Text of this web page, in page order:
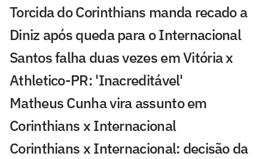
Torcida do Corinthians manda recado a
Diniz após queda para o Internacional
Santos falha duas vezes em Vitória x
Athletico-PR: 'Inacreditável'
Matheus Cunha vira assunto em
Corinthians x Internacional
Corinthians x Internacional: decisão da